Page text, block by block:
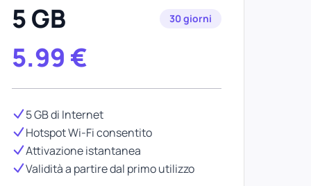
5 GB 30 giorni
5.99 €
5 GB di Internet
Hotspot Wi-Fi consentito
Attivazione istantanea
Validità a partire dal primo utilizzo